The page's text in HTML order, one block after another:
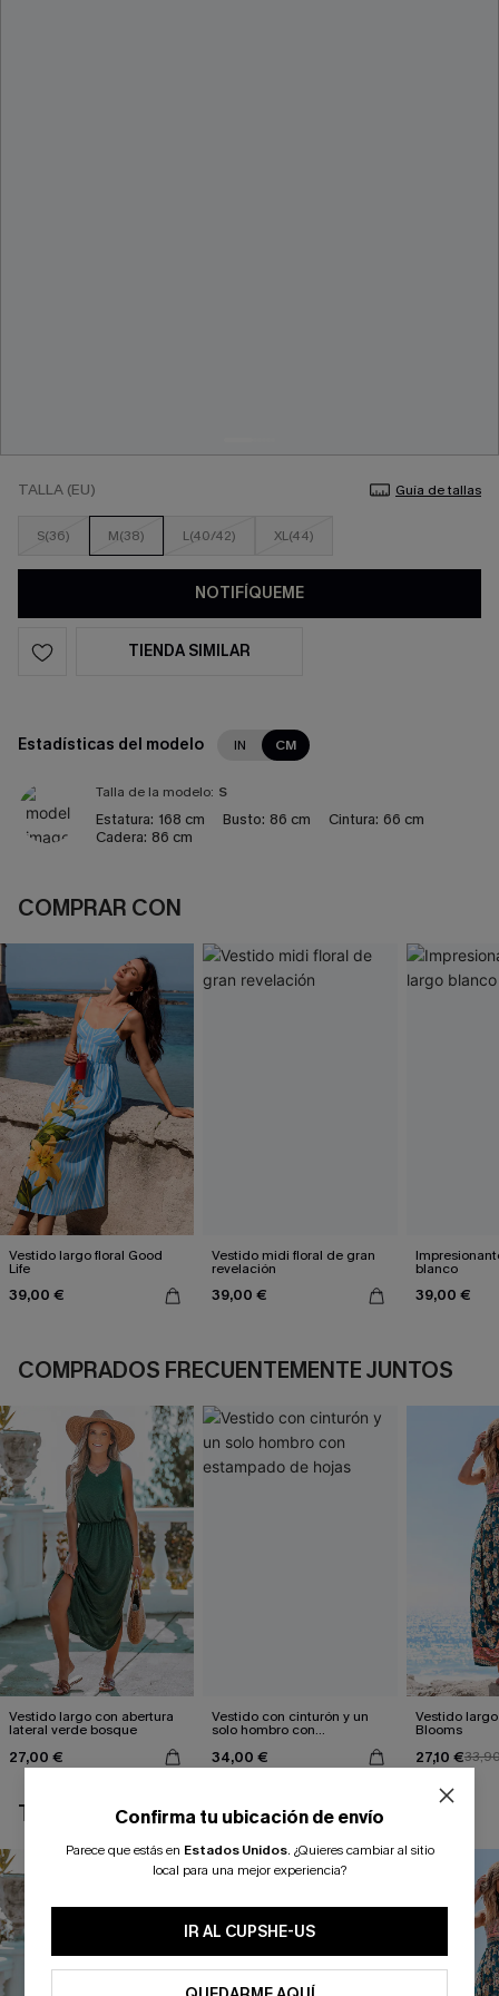
TALLA (EU) Guía de tallas
S(36) M(38) L(40/42) XL(44)
NOTIFÍQUEME
TIENDA SIMILAR
Estadísticas del modelo IN CM
Talla de la modelo: S
Estatura: 168 cm Busto: 86 cm Cintura: 66 cm
Cadera: 86 cm
COMPRAR CON
Vestido largo floral Good
Life
39,00 €
Vestido midi floral de gran
revelación
39,00 €
blanco
39,00 €
COMPRADOS FRECUENTEMENTE JUNTOS
Vestido largo con abertura
lateral verde bosque
27,00 €
Vestido con cinturón y un
solo hombro con
34,00 €
Vestido
Blooms
27,10 €
TAMBIÉN TE PUEDE GUSTAR
Confirma tu ubicación de envío
Parece que estás en Estados Unidos. ¿Quieres cambiar al sitio
local para una mejor experiencia?
IR AL CUPSHE-US